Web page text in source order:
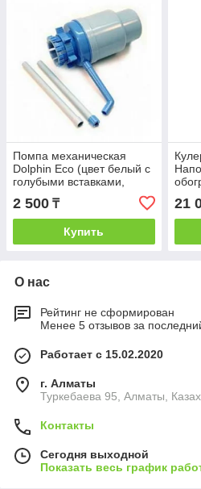
Помпа механическая
Dolphin Eco (цвет белый с
голубыми вставками,
2 500 ₸
Купить
21
О нас
Рейтинг не сформирован
Менее 5 отзывов за
Работает с 15.02.2020
г. Алматы
Туркебаева 95, Алматы,
Контакты
Сегодня выходной
Показать весь график